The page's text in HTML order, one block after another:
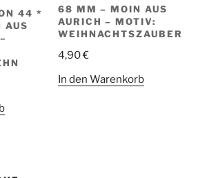
44 *
AUS
68 MM – MOIN AUS
AURICH – MOTIV:
WEIHNACHTSZAUBER
4,90€
In den Warenkorb